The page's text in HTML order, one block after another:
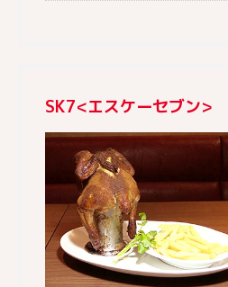
SK7<エスケーセブン>